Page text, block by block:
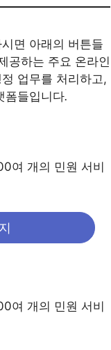
면 아래의 버튼들
공하는 주요 온라인
업무를 처리하고,
폼들입니다.
여 개의 민원 서비
여 개의 민원 서비